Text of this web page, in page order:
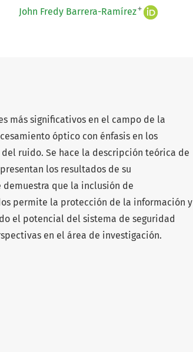
John Fredy Barrera-Ramírez+
más significativos en el campo de la
óptico con énfasis en los
ruido. Se hace la descripción teórica de
los resultados de su
que la inclusión de
permite la protección de la información y
el potencial del sistema de seguridad
en el área de investigación.